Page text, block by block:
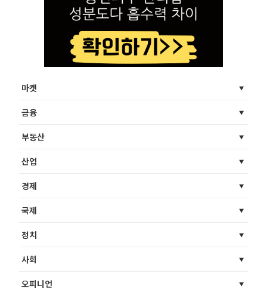
마켓
금융
부동산
산업
경제
국제
정치
사회
오피니언